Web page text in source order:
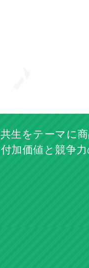
生をテーマに
加価値と競争